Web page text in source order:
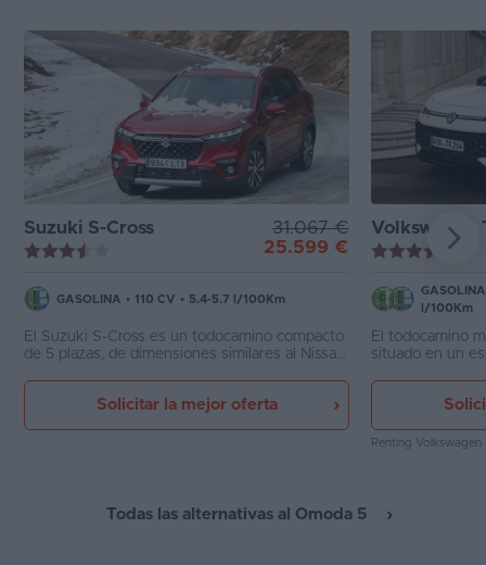
Suzuki S-Cross
31.067 €
25.599 €
GASOLINA • 110 CV • 5.4-5.7 l/100Km
El Suzuki S-Cross es un todocamino compacto
de 5 plazas, de dimensiones similares al Nissan
SX4 (más pequeño) que se vendía
anteriormente en España. Exitste en versiones
gasolina siempre con algún tipo de hibridación,
Solicitar la mejor oferta
Volkswagen
GASOLINA
l/100Km
El todocamino
situado en un
Q2. Por tamaño
B y C SUV,
Renting Volkswagen
Todas las alternativas al Omoda 5